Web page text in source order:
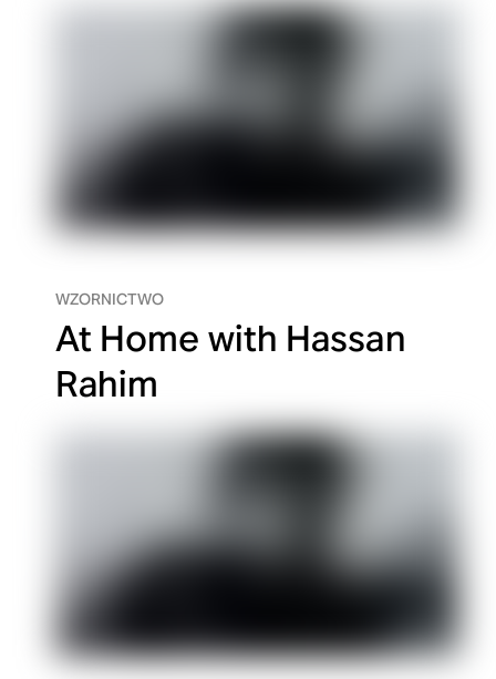
WZORNICTWO
At Home with Hassan
Rahim